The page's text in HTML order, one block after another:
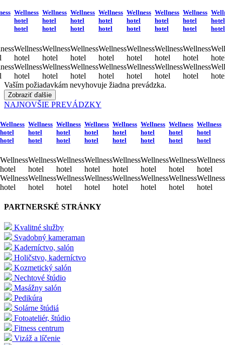
Wellness
hotel
hotel
Wellness
hotel
Wellness
hotel
Wellness
hotel
hotel
Wellness
hotel
Wellness
hotel
Wellness
hotel
hotel
Wellness
hotel
Wellness
hotel
Wellness
hotel
hotel
Wellness
hotel
Wellness
hotel
Wellness
hotel
hotel
Wellness
hotel
Wellness
hotel
Wellness
hotel
hotel
Wellness
hotel
Wellness
hotel
Wellness
hotel
hotel
Wellness
hotel
Wellness
hotel
hotel
hotel
Vaším požiadavkám nevyhovuje žiadna prevádzka.
Zobraziť ďalšie
NAJNOVŠIE PREVÁDZKY
Wellness
hotel
hotel
Wellness
hotel
Wellness
hotel
Wellness
hotel
hotel
Wellness
hotel
Wellness
hotel
Wellness
hotel
hotel
Wellness
hotel
Wellness
hotel
Wellness
hotel
hotel
Wellness
hotel
Wellness
hotel
Wellness
hotel
hotel
Wellness
hotel
Wellness
hotel
Wellness
hotel
hotel
Wellness
hotel
Wellness
hotel
Wellness
hotel
hotel
Wellness
hotel
Wellness
hotel
Wellness
hotel
hotel
Wellness
hotel
Wellness
hotel
PARTNERSKÉ STRÁNKY
Kvalitné služby
Svadobný kameraman
Kaderníctvo, salón
Holičstvo, kaderníctvo
Kozmetický salón
Nechtové štúdio
Masážny salón
Pedikúra
Solárne štúdiá
Fotoateliér, štúdio
Fitness centrum
Vizáž a líčenie